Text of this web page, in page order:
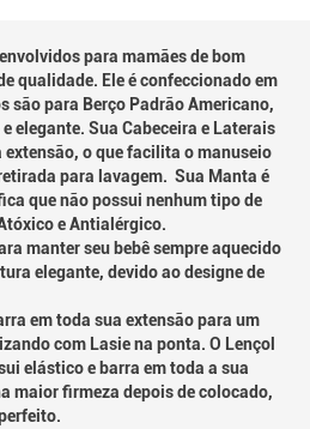
para mamães de bom
qualidade. Ele é confeccionado em
são para Berço Padrão Americano,
elegante. Sua Cabeceira e Laterais
extensão, o que facilita o manuseio
para lavagem. Sua Manta é
que não possui nenhum tipo de
e Antialérgico.
manter seu bebê sempre aquecido
elegante, devido ao designe de
em toda sua extensão para um
com Lasie na ponta. O Lençol
elástico e barra em toda a sua
maior firmeza depois de colocado,